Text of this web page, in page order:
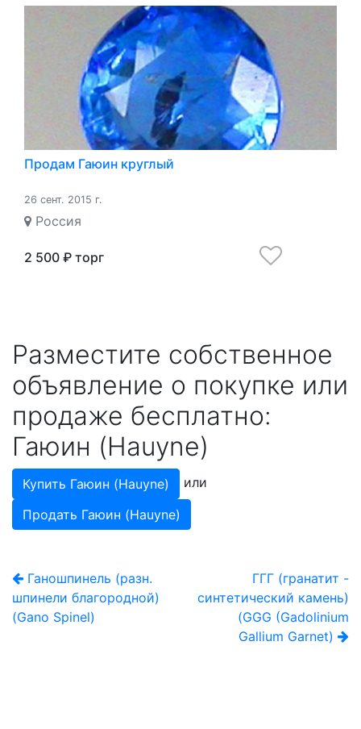
Продам Гаюин круглый
26 сент. 2015 г.
Россия
2 500 ₽ торг
Разместите собственное
объявление о покупке или
продаже бесплатно:
Гаюин (Hauyne)
Купить Гаюин (Hauyne)
или
Продать Гаюин (Hauyne)
Ганошпинель (разн.
шпинели благородной)
(Gano Spinel)
ГГГ (гранатит -
синтетический камень)
(GGG (Gadolinium
Gallium Garnet)